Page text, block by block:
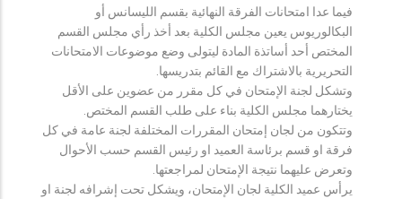
فيما عدا امتحانات الفرقة النهائية بقسم الليسانس أو
البكالوريوس يعين مجلس الكلية بعد أخذ رأي مجلس القسم
المختص أحد أساتذة المادة ليتولى وضع موضوعات الامتحانات
التحريرية بالاشتراك مع القائم بتدريسها.
وتشكل لجنة الإمتحان في كل مقرر من عضوين على الأقل
يختارهما مجلس الكلية بناء على طلب القسم المختص.
وتتكون من لجان إمتحان المقررات المختلفة لجنة عامة في كل
فرقة او قسم برئاسة العميد او رئيس القسم حسب الأحوال
وتعرض عليهما نتيجة الإمتحان لمراجعتها.
يرأس عميد الكلية لجان الإمتحان، ويشكل تحت إشرافه لجنة او